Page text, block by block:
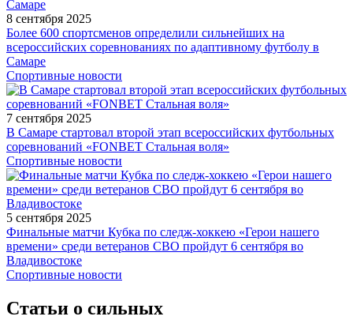
8 сентября 2025
Более 600 спортсменов определили сильнейших на
всероссийских соревнованиях по адаптивному футболу в
Самаре
Спортивные новости
7 сентября 2025
В Самаре стартовал второй этап всероссийских футбольных
соревнований «FONBET Стальная воля»
Спортивные новости
5 сентября 2025
Финальные матчи Кубка по следж-хоккею «Герои нашего
времени» среди ветеранов СВО пройдут 6 сентября во
Владивостоке
Спортивные новости
Статьи о сильных